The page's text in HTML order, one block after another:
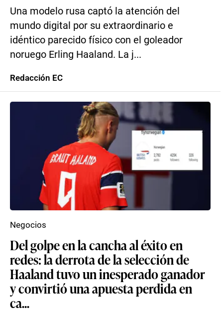
Una modelo rusa captó la atención del
mundo digital por su extraordinario e
idéntico parecido físico con el goleador
noruego Erling Haaland. La j...
Redacción EC
Del golpe en la cancha al éxito en
redes: la derrota de la selección de
Haaland tuvo un inesperado ganador
y convirtió una apuesta perdida en
ca...
Negocios